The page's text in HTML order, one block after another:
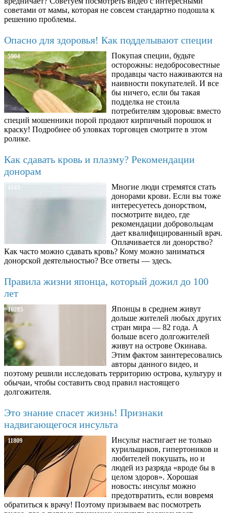
советами от мамы, которая не совсем стандартно подошла к
решению проблемы.
Опасно для здоровья! Как подделывают специи
5904
Покупая специи, будьте
осторожны: недобросовестные
продавцы часто наживаются на
наивности покупателей. И все
бы ничего, если бы такая
подделка не стоила
потребителям здоровья: вместо
специй мошенники порой продают кирпичный порошок и
краску! Подробнее об уловках торговцев смотрите в этом
ролике.
Как сдавать кровь и плазму? Рекомендации
донорам
4143
Многие люди стремятся стать
донорами крови. Если вы тоже
интересуетесь донорством,
посмотрите видео, где
рекомендации добровольцам
дает квалифицированный врач.
Оплачивается ли донорство?
Как часто можно сдавать кровь? Кому можно заниматься
донорской деятельностью? Все ответы — здесь.
Правила жизни японца, который дожил до 100
лет
10285
Японцы в среднем живут
дольше жителей любых других
стран мира — 82 года. А
больше всего долгожителей
живут на острове Окинава.
Этим фактом заинтересовались
авторы данного видео, и
поэтому решили исследовать территорию острова, культуру и
обычаи, чтобы составить свод правил настоящего
долгожителя.
Это знание спасет жизнь! Признаки
надвигающегося инсульта
11809
Инсульт настигает не только
курильщиков, гипертоников и
любителей покушать, но и
людей из разряда «вроде бы в
целом здоров». Хорошая
новость: инсульт можно
предотвратить, если вовремя
обратиться к врачу! Поэтому призываем вас посмотреть